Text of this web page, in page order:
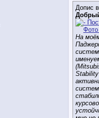
Допис
На